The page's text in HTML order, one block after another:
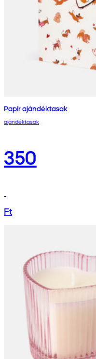
Papír ajándéktasak
ajándéktasak
350
Ft